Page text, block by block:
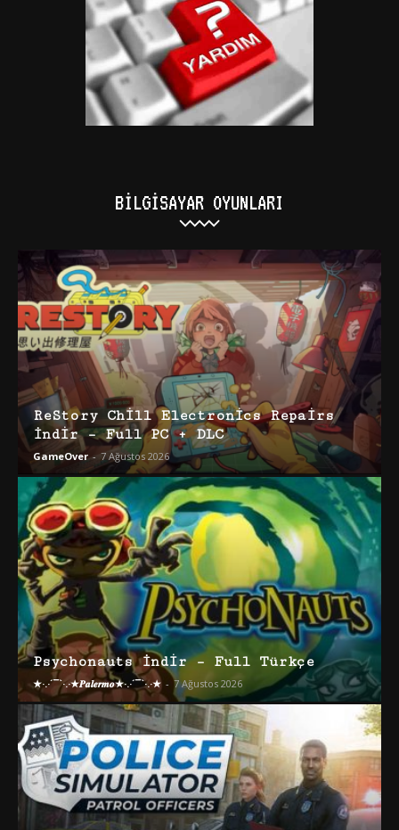
BILGISAYAR OYUNLARI
ReStory Chill Electronics Repairs
İndir – Full PC + DLC
GameOver - 7 Ağustos 2026
Psychonauts İndir – Full Türkçe
★·.·´¯`·.·★𝑷𝒂𝒍𝒆𝒓𝒎𝒐★·.·´¯`·.·★ - 7 Ağustos 2026